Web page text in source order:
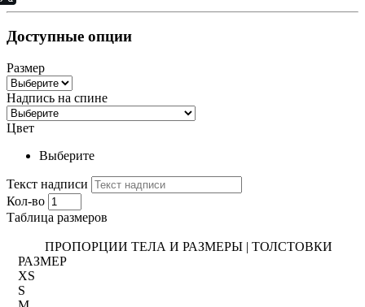
Доступные опции
Размер
Надпись на спине
Цвет
Выберите
Текст надписи
Кол-во
Таблица размеров
ПРОПОРЦИИ ТЕЛА И РАЗМЕРЫ | ТОЛСТОВКИ
РАЗМЕР
XS
S